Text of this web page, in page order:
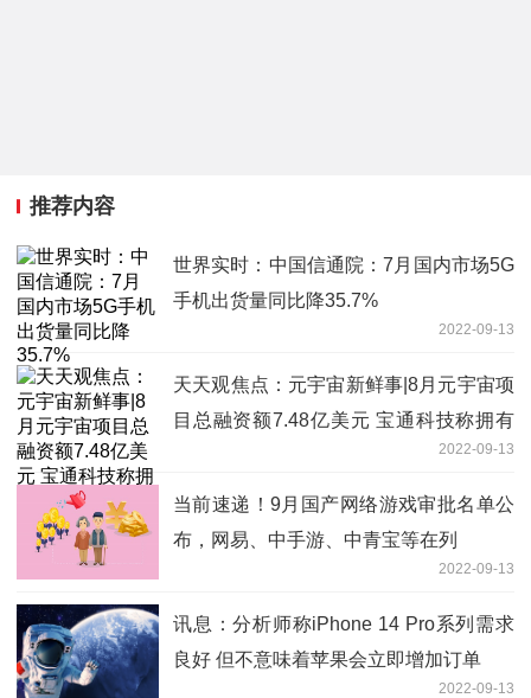
推荐内容
世界实时：中国信通院：7月国内市场5G
手机出货量同比降35.7%
2022-09-13
天天观焦点：元宇宙新鲜事|8月元宇宙项
目总融资额7.48亿美元 宝通科技称拥有
2022-09-13
当前速递！9月国产网络游戏审批名单公
布，网易、中手游、中青宝等在列
2022-09-13
讯息：分析师称iPhone 14 Pro系列需求
良好 但不意味着苹果会立即增加订单
2022-09-13